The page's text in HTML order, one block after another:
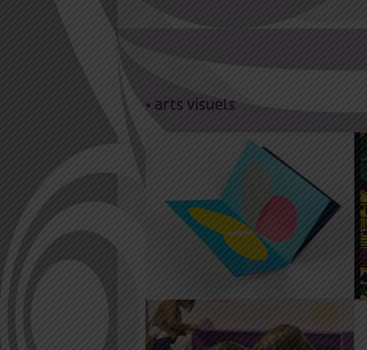
• arts visuels
5 Mai 2021 14:00
27 Mar
2022 18:00
Fanette Mellier –
Feuilles volantes